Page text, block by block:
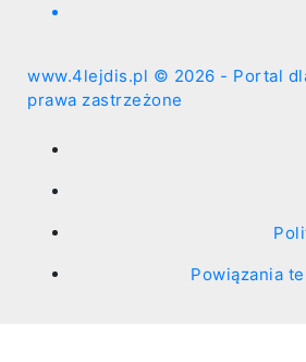
www.4lejdis.pl © 2026 - Portal
prawa zastrzeżone
Powiązania